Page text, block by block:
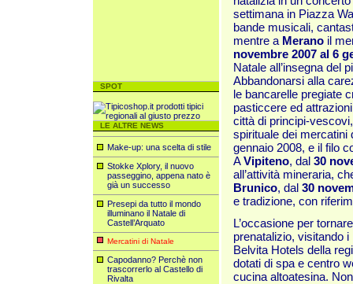
SPOT
LE ALTRE NEWS
Make-up: una scelta di stile
Stokke Xplory, il nuovo
passeggino, appena nato è
già un successo
Presepi da tutto il mondo
illuminano il Natale di
Castell’Arquato
Mercatini di Natale
Capodanno? Perchè non
trascorrerlo al Castello di
Rivalta
settimana in Piazza
bande musicali,
mentre a Merano il
novembre 2007 al 6
Natale all’insegna del
Abbandonarsi alla
le bancarelle pregiate
pasticcere ed
città di principi-
spirituale dei mercatini
gennaio 2008, e il filo
AVipiteno, dal 30
all’attività mineraria,
Brunico, dal 30
e tradizione, con
L’occasione per
prenatalizio, visitando
Belvita Hotels della
dotati di spa e centro
cucina altoatesina.